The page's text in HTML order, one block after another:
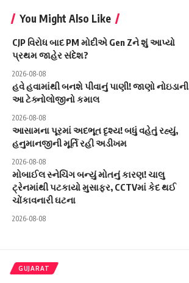
You Might Also Like
CJP વિરોધ બાદ PM મોદીએ Gen Zને શું આપ્યો
પ્રથમ જાહેર સંદેશ?
2026-08-08
હવે હવામાંથી બનશે પીવાનું પાણી! જાણો નોઇડાની
આ ટેક્નોલોજીનો કમાલ
2026-08-08
આસામના પૂરમાં અદભૂત દૃશ્ય! બધું વહેતું રહ્યું,
હનુમાનજીની મૂર્તિ રહી અડીખમ
2026-08-08
મોબાઈલ સ્નેચિંગ બન્યું મોતનું કારણ! ચાલુ
ટ્રેનમાંથી પટકાયો મુસાફર, CCTVમાં કેદ થઈ
ચોંકાવનારી ઘટના
2026-08-08
GUJARAT